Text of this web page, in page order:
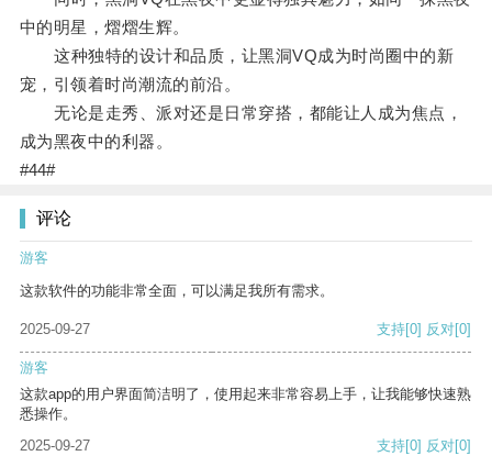
中的明星，熠熠生辉。
这种独特的设计和品质，让黑洞VQ成为时尚圈中的新
宠，引领着时尚潮流的前沿。
无论是走秀、派对还是日常穿搭，都能让人成为焦点，
成为黑夜中的利器。
#44#
评论
游客
这款软件的功能非常全面，可以满足我所有需求。
2025-09-27 支持[0] 反对[0]
游客
这款app的用户界面简洁明了，使用起来非常容易上手，让我能够快速熟
悉操作。
2025-09-27
支持[0] 反对[0]